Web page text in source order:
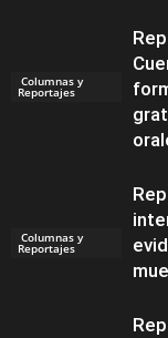
Columnas y
Reportajes
Columnas y
Reportajes